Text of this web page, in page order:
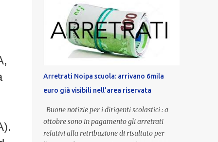
un’anzianità compresa tra 9 e 20 anni
potranno raggiungere fino a 1.002 euro lordi
annui. Il nuovo contratto provinciale
introduce inoltre un congedo speciale
dedicato alle donne vittime di violenza di
genere, in linea con la normativa nazionale e
con l’obiettivo di offrire maggiore tutela e
supporto in situazioni delicate. L’indennità
provinciale per i docenti è un unicum in
Italia: si tratta di una misura esclusiva della
Provincia autonoma di Bolzano, che integra
Arretrati Noipa scuola: arrivano 6mila
euro già visibili nell’area riservata
Buone notizie per i dirigenti scolastici : a
ottobre sono in pagamento gli arretrati
relativi alla retribuzione di risultato per